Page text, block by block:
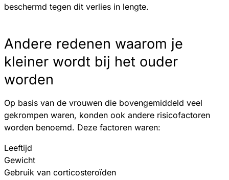
beschermd tegen dit verlies in lengte.
Andere redenen waarom je
kleiner wordt bij het ouder
worden
Op basis van de vrouwen die bovengemiddeld veel
gekrompen waren, konden ook andere risicofactoren
worden benoemd. Deze factoren waren:
Leeftijd
Gewicht
Gebruik van corticosteroïden